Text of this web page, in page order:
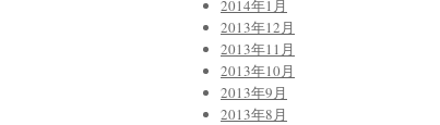
2014年1月
2013年12月
2013年11月
2013年10月
2013年9月
2013年8月